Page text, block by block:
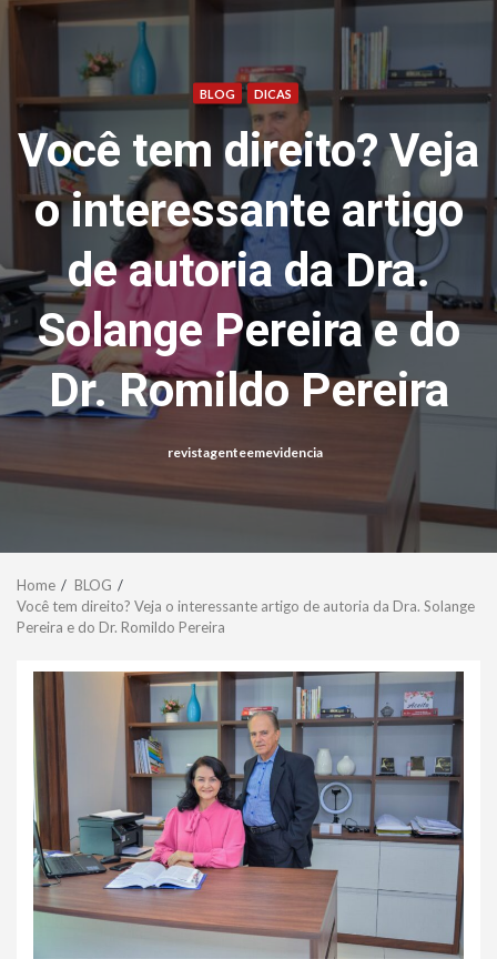
BLOG DICAS
Você tem direito? Veja
o interessante artigo
de autoria da Dra.
Solange Pereira e do
Dr. Romildo Pereira
revistagenteemevidencia
Home
BLOG
Você tem direito? Veja o interessante artigo de autoria da Dra. Solange
Pereira e do Dr. Romildo Pereira